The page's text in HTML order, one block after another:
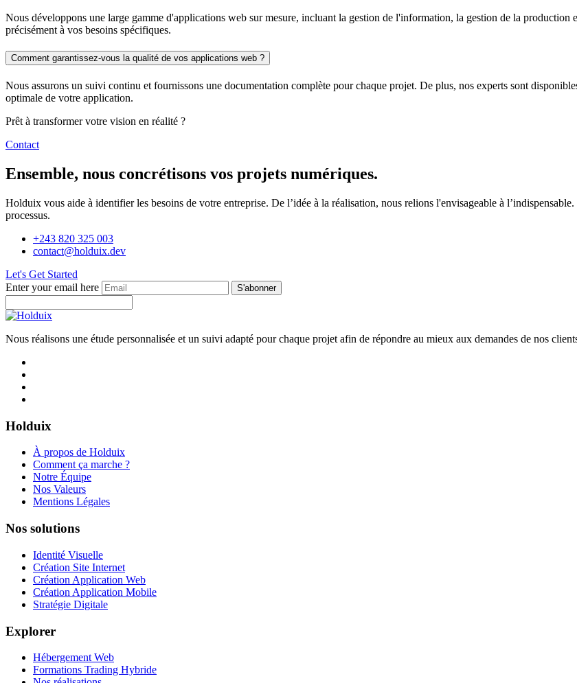
Nous développons une large gamme d'applications web sur mesure, incluant la gestion de l'information, la gestion de la production
précisément à vos besoins spécifiques.
Comment garantissez-vous la qualité de vos applications web ?
Nous assurons un suivi continu et fournissons une documentation complète pour chaque projet. De plus, nos experts sont
optimale de votre application.
Prêt à transformer votre vision en réalité ?
Contact
Ensemble, nous concrétisons vos projets numériques.
Holduix vous aide à identifier les besoins de votre entreprise. De l’idée à la réalisation, nous relions l'envisageable à
processus.
+243 820 325 003
contact@holduix.dev
Let's Get Started
Enter your email here
S'abonner
Nous réalisons une étude personnalisée et un suivi adapté pour chaque projet afin de répondre au mieux aux demandes de nos
Holduix
À propos de Holduix
Comment ça marche ?
Notre Équipe
Nos Valeurs
Mentions Légales
Nos solutions
Identité Visuelle
Création Site Internet
Création Application Web
Création Application Mobile
Stratégie Digitale
Explorer
Hébergement Web
Formations Trading Hybride